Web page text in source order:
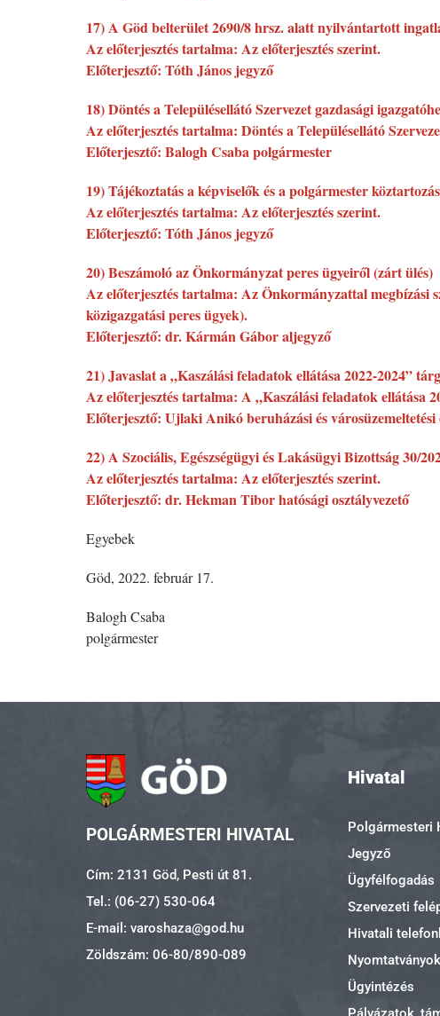
17) A Göd belterület 2690/8 hrsz. alatt nyilvántartott
Az előterjesztés tartalma: Az előterjesztés szerint.
Előterjesztő: Tóth János jegyző
18) Döntés a Településellátó Szervezet gazdasági
Az előterjesztés tartalma: Döntés a Településellátó
Előterjesztő: Balogh Csaba polgármester
19) Tájékoztatás a képviselők és a polgármester
Az előterjesztés tartalma: Az előterjesztés szerint.
Előterjesztő: Tóth János jegyző
20) Beszámoló az Önkormányzat peres ügyeiről (zárt ülés)
Az előterjesztés tartalma: Az Önkormányzattal megbízási
közigazgatási peres ügyek).
Előterjesztő: dr. Kármán Gábor aljegyző
21) Javaslat a „Kaszálási feladatok ellátása 2022-2024”
Az előterjesztés tartalma: A „Kaszálási feladatok ellátása
Előterjesztő: Ujlaki Anikó beruházási és városüzemeltetési
22) A Szociális, Egészségügyi és Lakásügyi Bizottság 30/
Az előterjesztés tartalma: Az előterjesztés szerint.
Előterjesztő: dr. Hekman Tibor hatósági osztályvezető
Egyebek
Göd, 2022. február 17.
Balogh Csaba
polgármester
POLGÁRMESTERI HIVATAL
Cím: 2131 Göd, Pesti út 81.
Tel.: (06-27) 530-064
E-mail: varoshaza@god.hu
Zöldszám: 06-80/890-089
Hivatal
Polgármesteri
Jegyző
Ügyfélfogadás
Szervezeti
Hivatali
Nyomtatványok
Ügyintézés